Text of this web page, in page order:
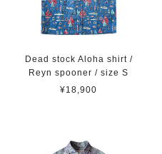
Dead stock Aloha shirt /
Reyn spooner / size S
¥18,900